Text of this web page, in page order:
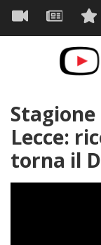
Salta
contenuto
principale
Lecce:
torna il